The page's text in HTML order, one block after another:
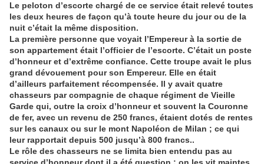
Le peloton d’escorte chargé de ce service était relevé toutes
les deux heures de façon qu’à toute heure du jour ou de la
nuit c’était la même disposition.
La première personne que voyait l’Empereur à la sortie de
son appartement était l’officier de l’escorte. C’était un poste
d’honneur et d’extrême confiance. Cette troupe avait le plus
grand dévouement pour son Empereur. Elle en était
d’ailleurs parfaitement récompensée. Il y avait quatre
chasseurs par compagnie de chaque régiment de Vieille
Garde qui, outre la croix d’honneur et souvent la Couronne
de fer, avec un revenu de 250 francs, étaient dotés de rentes
sur les canaux ou sur le mont Napoléon de Milan ; ce qui
leur rapportait depuis 500 jusqu’à 800 francs..
Le rôle des chasseurs ne se limita bien entendu pas au